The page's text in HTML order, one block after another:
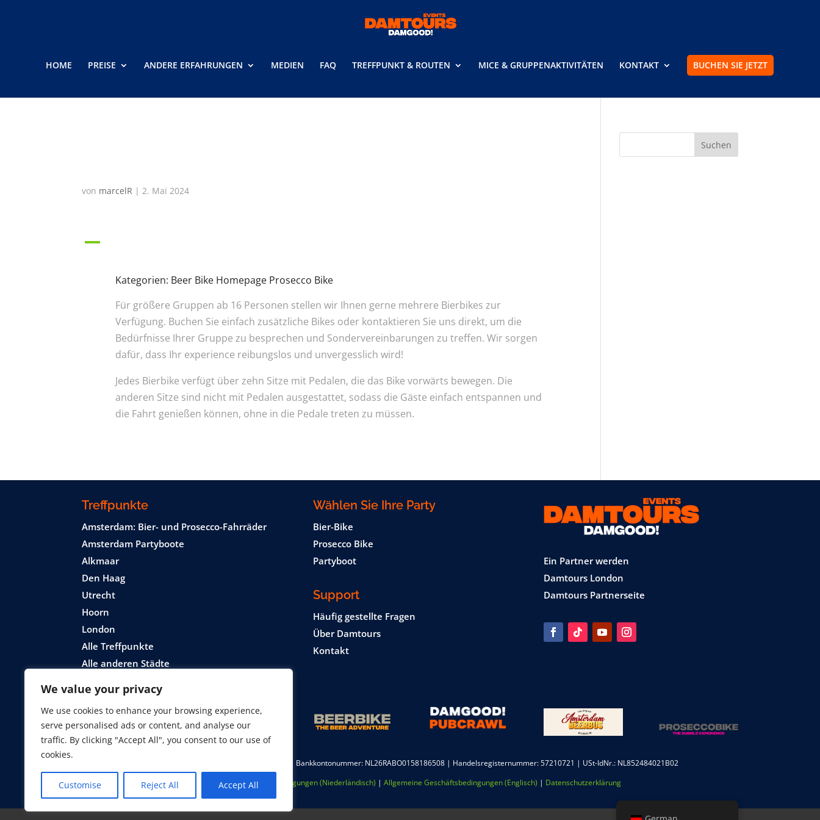
We value your privacy
We use cookies to enhance your browsing experience,
serve personalised ads or content, and analyse our
traffic. By clicking "Accept All", you consent to our use of
cookies.
Customise Reject All Accept All
HOME PREISE ANDERE ERFAHRUNGEN MEDIEN FAQ TREFFPUNKT & ROUTEN MICE & GRUPPENAKTIVITÄTEN KONTAKT BUCHEN SIE JETZT
von marcelR |2. Mai 2024
A
Kategorien: Beer Bike Homepage Prosecco Bike
Für größere Gruppen ab 16 Personen stellen wir Ihnen gerne mehrere Bierbikes zur
Verfügung. Buchen Sie einfach zusätzliche Bikes oder kontaktieren Sie uns direkt, um die
Bedürfnisse Ihrer Gruppe zu besprechen und Sondervereinbarungen zu treffen. Wir sorgen
dafür, dass Ihr experience reibungslos und unvergesslich wird!
Jedes Bierbike verfügt über zehn Sitze mit Pedalen, die das Bike vorwärts bewegen. Die
anderen Sitze sind nicht mit Pedalen ausgestattet, sodass die Gäste einfach entspannen und
die Fahrt genießen können, ohne in die Pedale treten zu müssen.
Treffpunkte
Amsterdam: Bier- und Prosecco-Fahrräder
Amsterdam Partyboote
Alkmaar
Den Haag
Utrecht
Hoorn
London
Alle Treffpunkte
Alle anderen Städte
Wählen Sie Ihre Party
Bier-Bike
Prosecco Bike
Partyboot
Support
Häufig gestellte Fragen
Über Damtours
Kontakt
Ein Partner werden
Damtours London
Damtours Partnerseite
2026 DamTours events BV | Bankkontonummer: NL26RABO0158186508 | Handelsregisternummer: 57210721 | USt-IdNr.: NL852484021B02
Allgemeine Geschäftsbedingungen (Niederländisch) | Allgemeine Geschäftsbedingungen (Englisch) | Datenschutzerklärung